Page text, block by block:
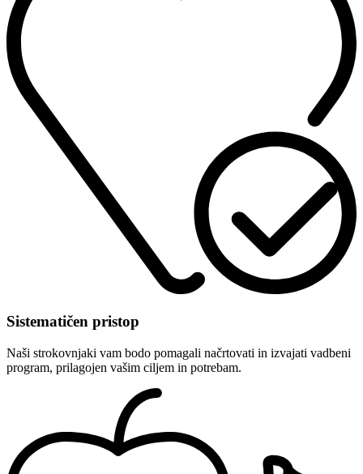
Sistematičen pristop
Naši strokovnjaki vam bodo pomagali načrtovati in izvajati vadbeni
program, prilagojen vašim ciljem in potrebam.